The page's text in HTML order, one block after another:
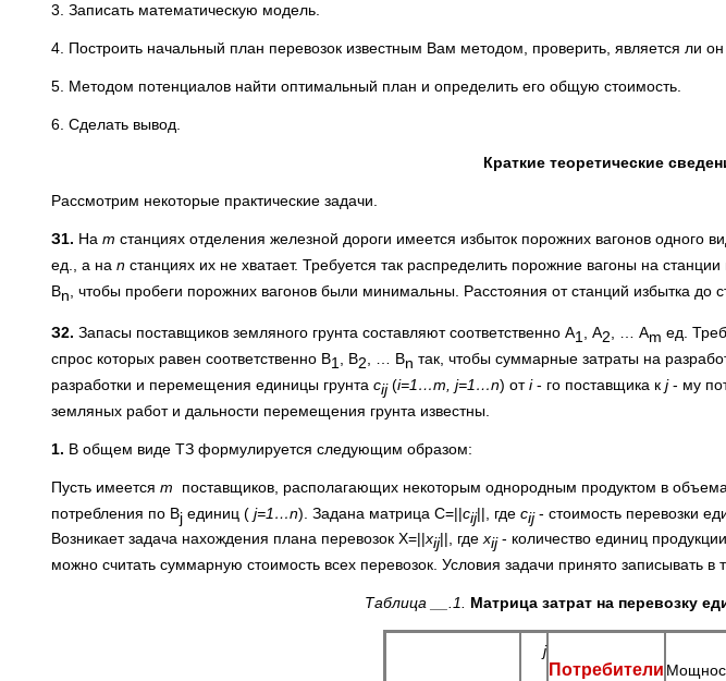
3. Записать математическую модель.
4. Построить начальный план перевозок известным Вам методом, проверить, является ли
5. Методом потенциалов найти оптимальный план и определить его общую стоимость.
6. Сделать вывод.
Краткие теоретические
Рассмотрим некоторые практические задачи.
З1. На m станциях отделения железной дороги имеется избыток порожних вагонов одного
ед., а на n станциях их не хватает. Требуется так распределить порожние вагоны на
Вn , чтобы пробеги порожних вагонов были минимальны. Расстояния от станций избытка до
З2. Запасы поставщиков земляного грунта составляют соответственно А1 , А2, … Аm ед.
спрос которых равен соответственно В1 , В2 , … Вn так, чтобы суммарные затраты на
разработки и перемещения единицы грунта cij(i=1…m, j=1…n) отi- го поставщика к j- му
земляных работ и дальности перемещения грунта известны.
1. В общем виде ТЗ формулируется следующим образом:
Пусть имеется m поставщиков, располагающих некоторым однородным продуктом в
потребления по Вj единиц ( j=1…n). Задана матрица C=||cij||, где cij- стоимость перевозки
Возникает задача нахождения плана перевозок Х=||хij||, гдехij- количество единиц
можно считать суммарную стоимоcть всех перевозок. Условия задачи принято записывать
Таблица __.1. Матрица затрат на перевозку
j
Потребители